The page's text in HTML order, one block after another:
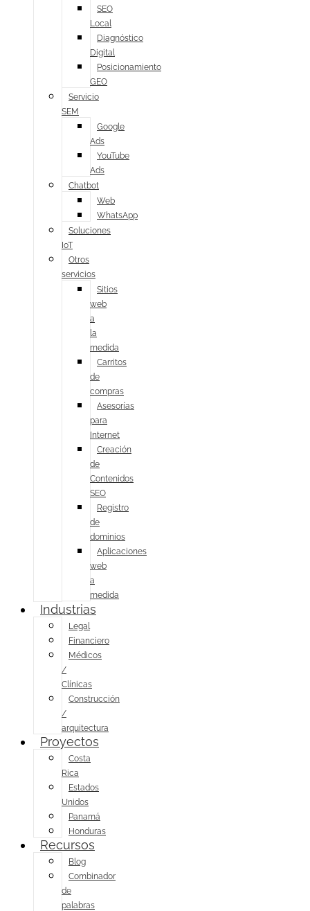
SEO
Local
Diagnóstico
Digital
Posicionamiento
GEO
Servicio
SEM
Google
Ads
YouTube
Ads
Chatbot
Web
WhatsApp
Soluciones
IoT
Otros
servicios
Sitios
web
a
la
medida
Carritos
de
compras
Asesorías
para
Internet
Creación
de
Contenidos
SEO
Registro
de
dominios
Aplicaciones
web
a
medida
Industrias
Legal
Financiero
Médicos
/
Clínicas
Construcción
/
arquitectura
Proyectos
Costa
Rica
Estados
Unidos
Panamá
Honduras
Recursos
Blog
Combinador
de
palabras